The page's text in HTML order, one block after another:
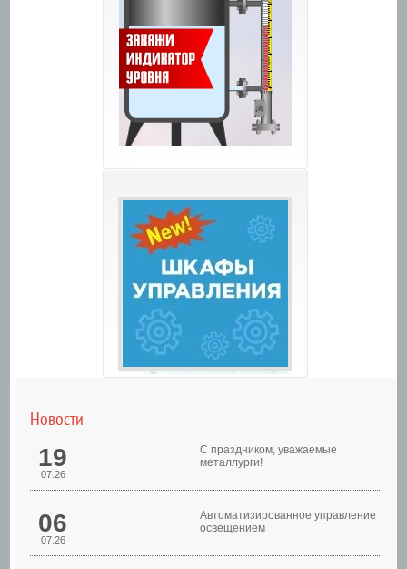
Шкафы управления
Новости
19
07.26
С праздником, уважаемые
металлурги!
06
07.26
Автоматизированное управление
освещением